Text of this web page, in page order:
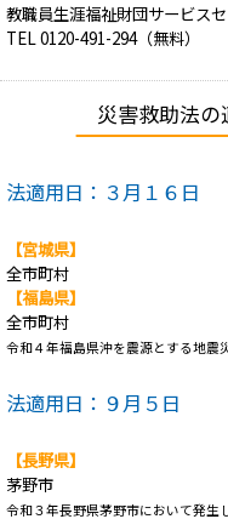
教職員生涯福祉財団サービス
TEL 0120-491-294（無料）
災害救助法の
法適用日：３月１６日
【宮城県】
全市町村
【福島県】
全市町村
令和４年福島県沖を震源とする地震
法適用日：９月５日
【長野県】
茅野市
令和３年長野県茅野市において発生